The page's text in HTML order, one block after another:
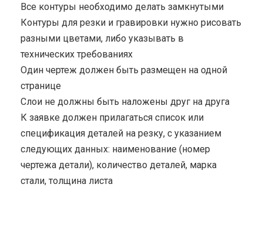
Все контуры необходимо делать замкнутыми
Контуры для резки и гравировки нужно рисовать
разными цветами, либо указывать в
технических требованиях
Один чертеж должен быть размещен на одной
странице
Cлои не должны быть наложены друг на друга
К заявке должен прилагаться список или
спецификация деталей на резку, с указанием
следующих данных: наименование (номер
чертежа детали), количество деталей, марка
стали, толщина листа